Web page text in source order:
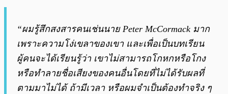
“ผมรู้สึกสงสารคนเช่นนาย Peter McCormack มาก
เพราะความโง่เขลาของเขา และเพื่อเป็นบทเรียน
ผู้คนจะได้เรียนรู้ว่า เขาไม่สามารถโกหกหรือโกง
หรือทำลายชื่อเสียงของคนอื่นโดยที่ไม่ได้รับผลที่
ตามมาไม่ได้ ถ้ามีเวลา หรือผมจำเป็นต้องทำจริง ๆ